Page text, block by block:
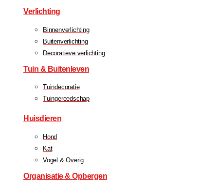
Verlichting
Binnenverlichting
Buitenverlichting
Decoratieve verlichting
Tuin & Buitenleven
Tuindecoratie
Tuingereedschap
Huisdieren
Hond
Kat
Vogel & Overig
Organisatie & Opbergen